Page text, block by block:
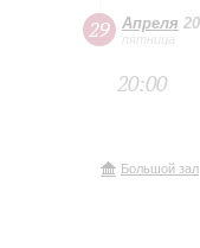
29 Апреля
пятница
20:00
Большой зал